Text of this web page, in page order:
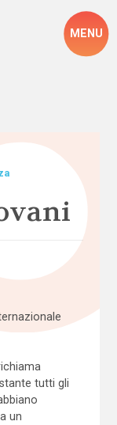
MENU
tutti gli
un